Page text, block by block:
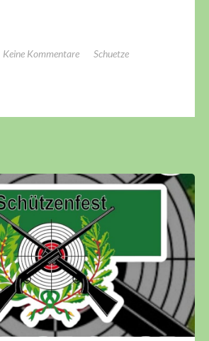
Keine Kommentare
Schuetze